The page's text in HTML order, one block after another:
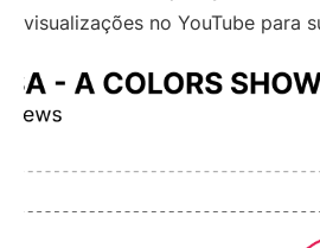
visualizações no YouTube para